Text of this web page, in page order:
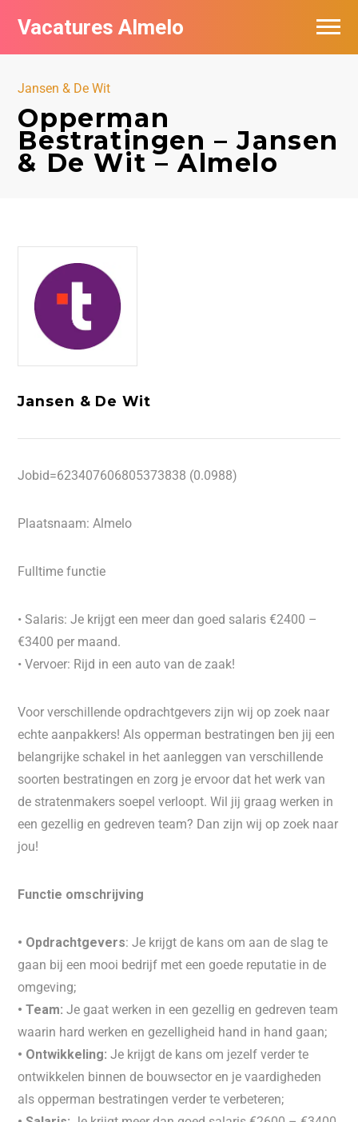
Vacatures Almelo
Jansen & De Wit
Opperman
Bestratingen – Jansen
& De Wit – Almelo
Jansen & De Wit
Jobid=623407606805373838 (0.0988)
Plaatsnaam: Almelo
Fulltime functie
• Salaris: Je krijgt een meer dan goed salaris €2400 –
€3400 per maand.
• Vervoer: Rijd in een auto van de zaak!
Voor verschillende opdrachtgevers zijn wij op zoek naar
echte aanpakkers! Als opperman bestratingen ben jij een
belangrijke schakel in het aanleggen van verschillende
soorten bestratingen en zorg je ervoor dat het werk van
de stratenmakers soepel verloopt. Wil jij graag werken in
een gezellig en gedreven team? Dan zijn wij op zoek naar
jou!
Functie omschrijving
• Opdrachtgevers: Je krijgt de kans om aan de slag te
gaan bij een mooi bedrijf met een goede reputatie in de
omgeving;
• Team:Je gaat werken in een gezellig en gedreven team
waarin hard werken en gezelligheid hand in hand gaan;
• Ontwikkeling: Je krijgt de kans om jezelf verder te
ontwikkelen binnen de bouwsector en je vaardigheden
als opperman bestratingen verder te verbeteren;
Vacatures per bedrijf
Nieuwsbrief feed